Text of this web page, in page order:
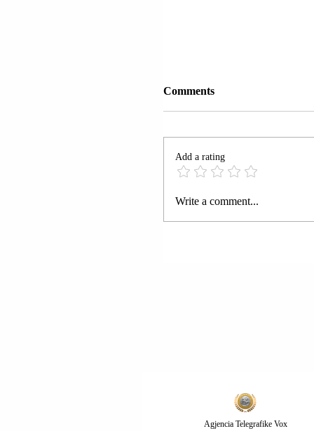
PRESIDENTI
Comments
Add a rating
Write a comment...
Agjencia Telegrafike Vox